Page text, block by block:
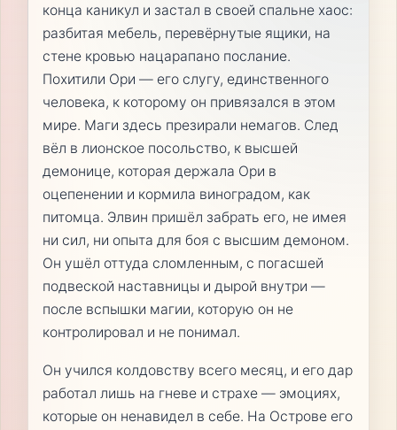
конца каникул и застал в своей спальне хаос:
разбитая мебель, перевёрнутые ящики, на
стене кровью нацарапано послание.
Похитили Ори — его слугу, единственного
человека, к которому он привязался в этом
мире. Маги здесь презирали немагов. След
вёл в лионское посольство, к высшей
демонице, которая держала Ори в
оцепенении и кормила виноградом, как
питомца. Элвин пришёл забрать его, не имея
ни сил, ни опыта для боя с высшим демоном.
Он ушёл оттуда сломленным, с погасшей
подвеской наставницы и дырой внутри —
после вспышки магии, которую он не
контролировал и не понимал.
Он учился колдовству всего месяц, и его дар
работал лишь на гневе и страхе — эмоциях,
которые он ненавидел в себе. На Острове его